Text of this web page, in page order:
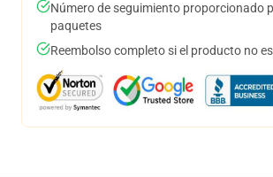
Número de seguimiento proporcionado
paquetes
Reembolso completo si el producto no